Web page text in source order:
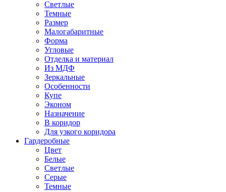
Светлые
Темные
Размер
Малогабаритные
Форма
Угловые
Отделка и материал
Из МДФ
Зеркальные
Особенности
Купе
Эконом
Назначение
В коридор
Для узкого коридора
Гардеробные
Цвет
Белые
Светлые
Серые
Темные